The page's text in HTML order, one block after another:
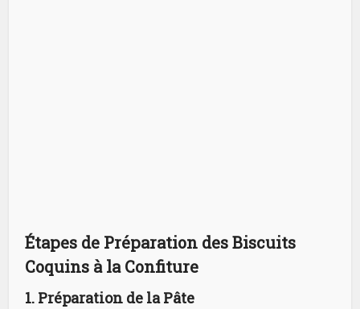
Étapes de Préparation des Biscuits
Coquins à la Confiture
1. Préparation de la Pâte